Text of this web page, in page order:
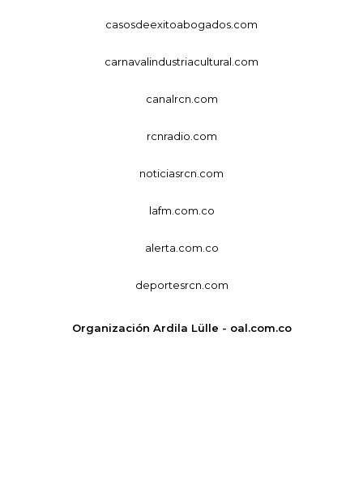
casosdeexitoabogados.com
carnavalindustriacultural.com
canalrcn.com
rcnradio.com
noticiasrcn.com
lafm.com.co
alerta.com.co
deportesrcn.com
Organización Ardila Lülle - oal.com.co